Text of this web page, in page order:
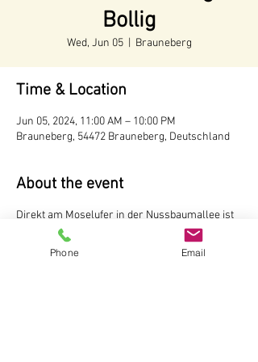
Bollig
Wed, Jun 05
  |
Brauneberg
Time & Location
Jun 05, 2024, 11:00 AM – 10:00 PM
Brauneberg, 54472 Brauneberg, Deutschland
About the event
Direkt am Moselufer in der Nussbaumallee ist
unser Weinstand aufgebaut. Hier können Sie
Weine und Sekte vom Weingut Andreas Bollig,
Brauneberg probieren Der Weinstand ist
Phone Email